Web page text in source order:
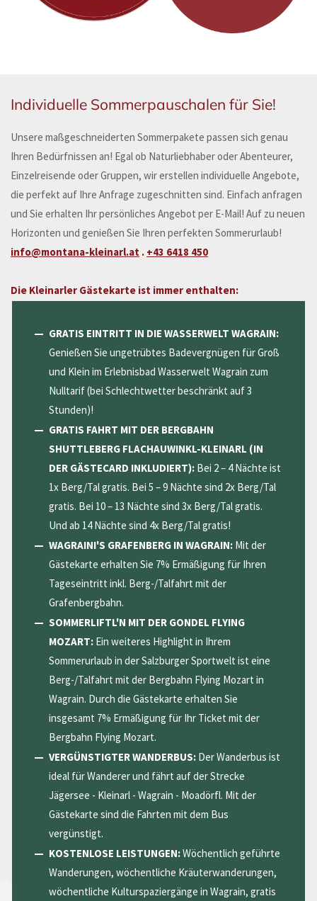
Individuelle Sommerpauschalen für Sie!
Unsere maßgeschneiderten Sommerpakete passen sich genau
Ihren Bedürfnissen an! Egal ob Naturliebhaber oder Abenteurer,
Einzelreisende oder Gruppen, wir erstellen individuelle Angebote,
die perfekt auf Ihre Anfrage zugeschnitten sind. Einfach anfragen
und Sie erhalten Ihr persönliches Angebot per E-Mail! Auf zu neuen
Horizonten und genießen Sie Ihren perfekten Sommerurlaub!
info@montana-kleinarl.at . +43 6418 450
Die Kleinarler Gästekarte ist immer enthalten:
GRATIS EINTRITT IN DIE WASSERWELT WAGRAIN:
Genießen Sie ungetrübtes Badevergnügen für Groß
und Klein im Erlebnisbad Wasserwelt Wagrain zum
Nulltarif (bei Schlechtwetter beschränkt auf 3
Stunden)!
GRATIS FAHRT MIT DER BERGBAHN
SHUTTLEBERG FLACHAUWINKL-KLEINARL (IN
DER GÄSTECARD INKLUDIERT): Bei 2 – 4 Nächte ist
1x Berg/Tal gratis. Bei 5 – 9 Nächte sind 2x Berg/Tal
gratis. Bei 10 – 13 Nächte sind 3x Berg/Tal gratis.
Und ab 14 Nächte sind 4x Berg/Tal gratis!
WAGRAINI'S GRAFENBERG IN WAGRAIN: Mit der
Gästekarte erhalten Sie 7% Ermäßigung für Ihren
Tageseintritt inkl. Berg-/Talfahrt mit der
Grafenbergbahn.
SOMMERLIFTL'N MIT DER GONDEL FLYING
MOZART: Ein weiteres Highlight in Ihrem
Sommerurlaub in der Salzburger Sportwelt ist eine
Berg-/Talfahrt mit der Bergbahn Flying Mozart in
Wagrain. Durch die Gästekarte erhalten Sie
insgesamt 7% Ermäßigung für Ihr Ticket mit der
Bergbahn Flying Mozart.
VERGÜNSTIGTER WANDERBUS: Der Wanderbus ist
ideal für Wanderer und fährt auf der Strecke
Jägersee - Kleinarl - Wagrain - Moadörfl. Mit der
Gästekarte sind die Fahrten mit dem Bus
vergünstigt.
KOSTENLOSE LEISTUNGEN:Wöchentlich geführte
Wanderungen, wöchentliche Kräuterwanderungen,
wöchentliche Kulturspaziergänge in Wagrain, gratis